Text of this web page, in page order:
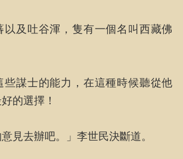
以及吐谷渾，隻有一個名叫西藏佛
些謀士的能力，在這種時候聽從他
的選擇！
見去辦吧。」李世民決斷道。